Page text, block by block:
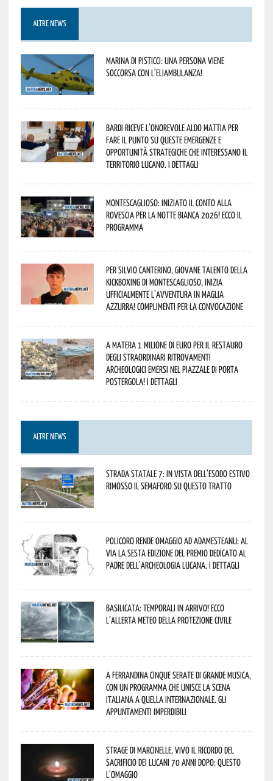
ALTRE NEWS
Marina di Pisticci: una persona viene
soccorsa con l’eliambulanza!
Bardi riceve l’onorevole Aldo Mattia per
fare il punto su queste emergenze e
opportunità strategiche che interessano il
territorio lucano. I dettagli
Montescaglioso: iniziato il conto alla
rovescia per la Notte Bianca 2026! Ecco il
programma
Per Silvio Canterino, giovane talento della
kickboxing di Montescaglioso, inizia
ufficialmente l’avventura in maglia
azzurra! Complimenti per la convocazione
A Matera 1 milione di euro per il restauro
degli straordinari ritrovamenti
archeologici emersi nel piazzale di Porta
Postergola! I dettagli
ALTRE NEWS
Strada statale 7: in vista dell’esodo estivo
rimosso il semaforo su questo tratto
Policoro rende omaggio ad Adamesteanu: al
via la sesta edizione del Premio dedicato al
padre dell’archeologia lucana. I dettagli
Basilicata: temporali in arrivo! Ecco
l’allerta meteo della Protezione civile
A Ferrandina cinque serate di grande musica,
con un programma che unisce la scena
italiana a quella internazionale. Gli
appuntamenti imperdibili
Strage di Marcinelle, vivo il ricordo del
sacrificio dei lucani 70 anni dopo: questo
l’omaggio